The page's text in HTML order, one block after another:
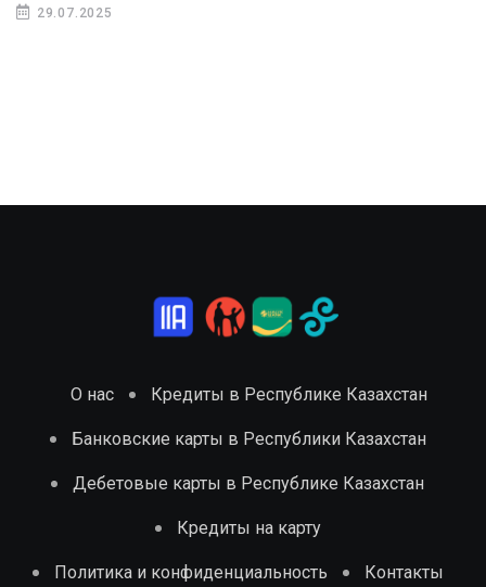
29.07.2025
О нас Кредиты в Республике Казахстан
Банковские карты в Республики Казахстан
Дебетовые карты в Республике Казахстан
Кредиты на карту
Политика и конфиденциальность Контакты